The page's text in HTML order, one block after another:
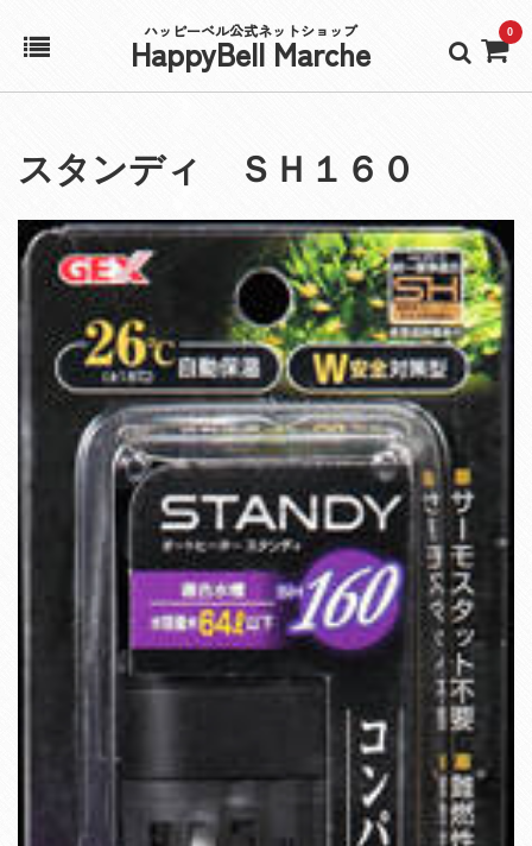
ハッピーベル公式ネットショップ
HappyBell Marche 0
アカウント
カート
スタンディ ＳＨ１６０